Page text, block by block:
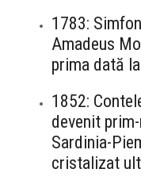
1783:
Amadeus
prima dată
1852:
devenit
Sardinia-
cristalizat